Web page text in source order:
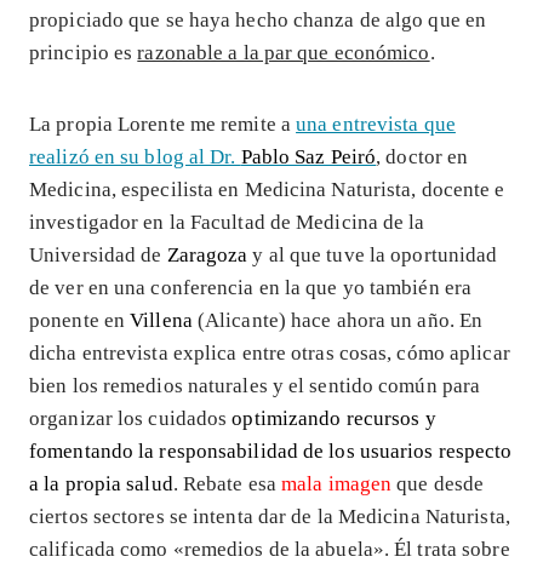
propiciado que se haya hecho chanza de algo que en
principio esrazonable a la par que económico.
La propia Lorente me remite auna entrevista que
realizó en su blog al Dr. Pablo Saz Peiró, doctor en
Medicina, especilista en Medicina Naturista, docente e
investigador en la Facultad de Medicina de la
Universidad de Zaragoza y al que tuve la oportunidad
de ver en una conferencia en la que yo también era
ponente enVillena (Alicante) hace ahora un año. En
dicha entrevista explica entre otras cosas, cómo aplicar
bien los remedios naturales y el sentido común para
organizar los cuidadosoptimizando recursos y
fomentando la responsabilidad de los usuarios respecto
a la propia salud. Rebate esamala imagen que desde
ciertos sectores se intenta dar de la Medicina Naturista,
calificada como «remedios de la abuela». Él trata sobre